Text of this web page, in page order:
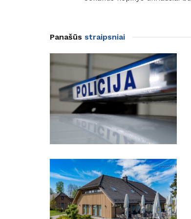
Panašūs straipsniai